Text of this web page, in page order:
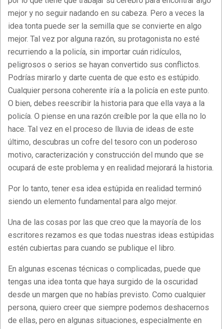
mejor y no seguir nadando en su cabeza. Pero a veces la
idea tonta puede ser la semilla que se convierte en algo
mejor. Tal vez por alguna razón, su protagonista no esté
recurriendo a la policía, sin importar cuán ridículos,
peligrosos o serios se hayan convertido sus conflictos.
Podrías mirarlo y darte cuenta de que esto es estúpido.
Cualquier persona coherente iría a la policía en este punto.
O bien, debes reescribir la historia para que ella vaya a la
policía. O piense en una razón creíble por la que ella no lo
hace. Tal vez en el proceso de lluvia de ideas de este
último, descubras un cofre del tesoro con un poderoso
motivo, caracterización y construcción del mundo que se
ocupará de este problema y en realidad mejorará la historia.
Por lo tanto, tener esa idea estúpida en realidad terminó
siendo un elemento fundamental para algo mejor.
Una de las cosas por las que creo que la mayoría de los
escritores rezamos es que todas nuestras ideas estúpidas
estén cubiertas para cuando se publique el libro.
En algunas escenas técnicas o complicadas, puede que
tengas una idea tonta que haya surgido de la oscuridad
desde un margen que no habías previsto. Como cualquier
persona, quiero creer que siempre podemos deshacernos
de ellas, pero en algunas situaciones, especialmente en